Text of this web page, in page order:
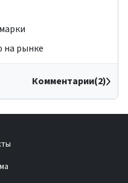
на рынке
Комментарии(2)